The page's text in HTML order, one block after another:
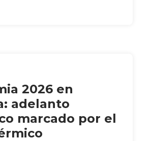
2026 en
adelanto
marcado por el